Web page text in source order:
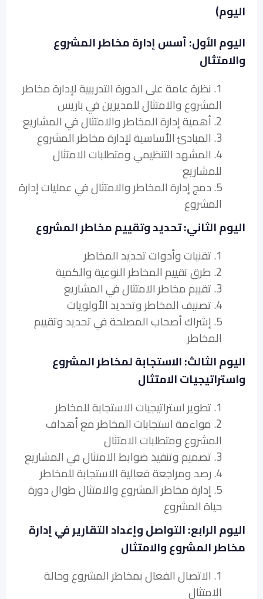
اليوم)
اليوم الأول: أسس إدارة مخاطر المشروع
والامتثال
1. نظرة عامة على الدورة التدريبية لإدارة مخاطر
المشروع والامتثال للمديرين في باريس
2. أهمية إدارة المخاطر والامتثال في المشاريع
3. المبادئ الأساسية لإدارة مخاطر المشروع
4. المشهد التنظيمي ومتطلبات الامتثال
للمشاريع
5. دمج إدارة المخاطر والامتثال في عمليات إدارة
المشروع
اليوم الثاني: تحديد وتقييم مخاطر المشروع
1. تقنيات وأدوات تحديد المخاطر
2. طرق تقييم المخاطر النوعية والكمية
3. تقييم مخاطر الامتثال في المشاريع
4. تصنيف المخاطر وتحديد الأولويات
5. إشراك أصحاب المصلحة في تحديد وتقييم
المخاطر
اليوم الثالث: الاستجابة لمخاطر المشروع
واستراتيجيات الامتثال
1. تطوير استراتيجيات الاستجابة للمخاطر
2. مواءمة استجابات المخاطر مع أهداف
المشروع ومتطلبات الامتثال
3. تصميم وتنفيذ ضوابط الامتثال في المشاريع
4. رصد ومراجعة فعالية الاستجابة للمخاطر
5. إدارة مخاطر المشروع والامتثال طوال دورة
حياة المشروع
اليوم الرابع: التواصل وإعداد التقارير في إدارة
مخاطر المشروع والامتثال
1. الاتصال الفعال بمخاطر المشروع وحالة
الامتثال